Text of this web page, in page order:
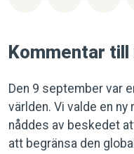
Kommentar
Den 9 september var
världen. Vi valde en
nåddes av beskedet
att begränsa den